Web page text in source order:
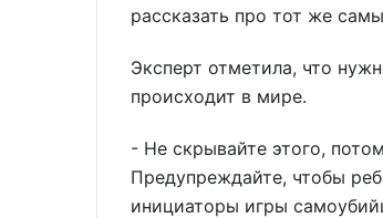
рассказать про тот же
Эксперт отметила, что
происходит в мире.
- Не скрывайте этого,
Предупреждайте, чтобы
инициаторы игры